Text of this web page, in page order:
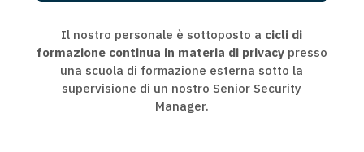
Il nostro personale è sottoposto a cicli di
formazione continua in materia di privacypresso
una scuola di formazione esterna sotto la
supervisione di un nostro Senior Security
Manager.